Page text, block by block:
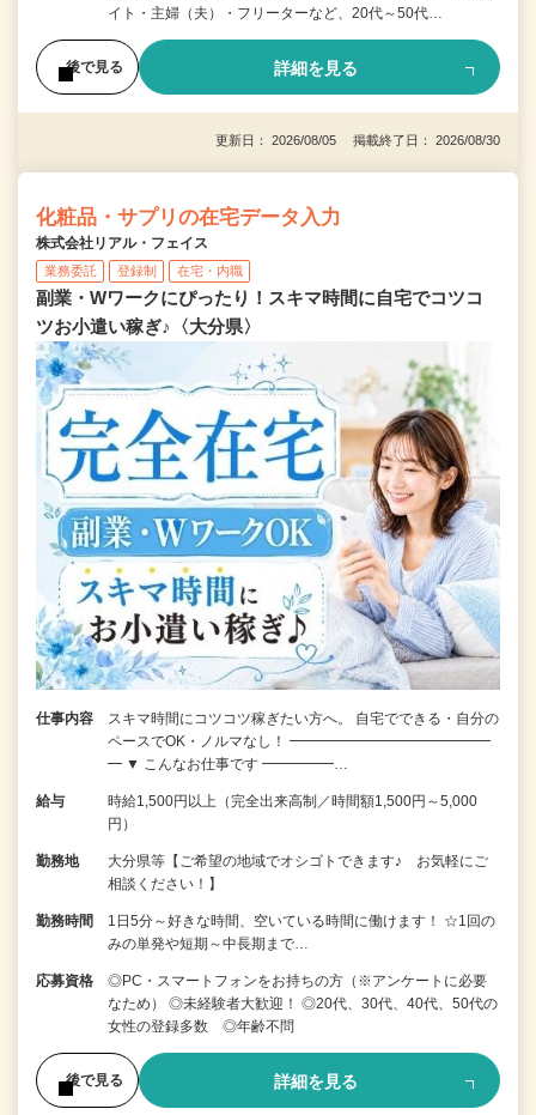
イト・主婦（夫）・フリーターなど、20代～50代…
後で見る 詳細を見る
更新日： 2026/08/05 掲載終了日： 2026/08/30
化粧品・サプリの在宅データ入力
株式会社リアル・フェイス
業務委託 登録制 在宅・内職
副業・Wワークにぴったり！スキマ時間に自宅でコツコ
ツお小遣い稼ぎ♪〈大分県〉
仕事内容
スキマ時間にコツコツ稼ぎたい方へ。 自宅でできる・自分の
ペースでOK・ノルマなし！ ━━━━━━━━━━━━━━
━ ▼ こんなお仕事です ━━━━━…
給与
時給1,500円以上（完全出来高制／時間額1,500円～5,000
円）
勤務地
大分県等【ご希望の地域でオシゴトできます♪ お気軽にご
相談ください！】
勤務時間
1日5分～好きな時間、空いている時間に働けます！ ☆1回の
みの単発や短期～中長期まで…
応募資格
◎PC・スマートフォンをお持ちの方（※アンケートに必要
なため） ◎未経験者大歓迎！ ◎20代、30代、40代、50代の
女性の登録多数 ◎年齢不問
後で見る 詳細を見る